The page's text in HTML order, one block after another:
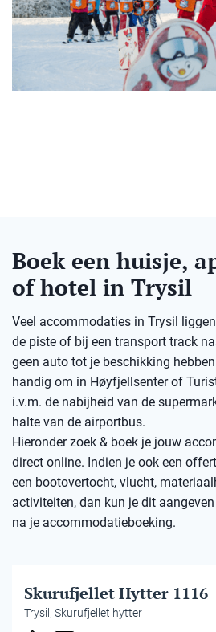
Boek een huisje,
of hotel in Trysil
Veel accommodaties in Trysil liggen
de piste of bij een transport track
geen auto tot je beschikking
handig om in Høyfjellsenter of
i.v.m. de nabijheid van de
halte van de airportbus.
Hieronder zoek & boek je jouw
direct online. Indien je ook een
een bootovertocht, vlucht,
activiteiten, dan kun je dit
na je accommodatieboeking.
Huisje
Skurufjellet Hytter 1116
Trysil, Skurufjellet hytter